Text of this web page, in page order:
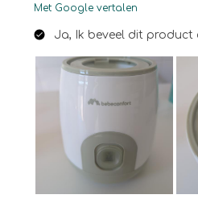
Met Google vertalen
Ja, Ik beveel dit product